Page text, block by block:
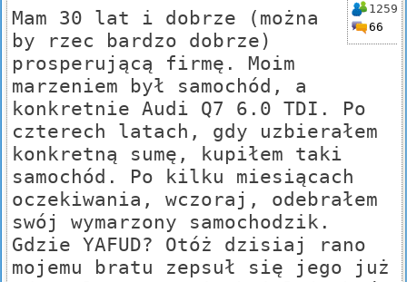
1259
66
Mam 30 lat i dobrze (można
by rzec bardzo dobrze)
prosperującą firmę. Moim
marzeniem był samochód, a
konkretnie Audi Q7 6.0 TDI. Po
czterech latach, gdy uzbierałem
konkretną sumę, kupiłem taki
samochód. Po kilku miesiącach
oczekiwania, wczoraj, odebrałem
swój wymarzony samochodzik.
Gdzie YAFUD? Otóż dzisiaj rano
mojemu bratu zepsuł się jego już